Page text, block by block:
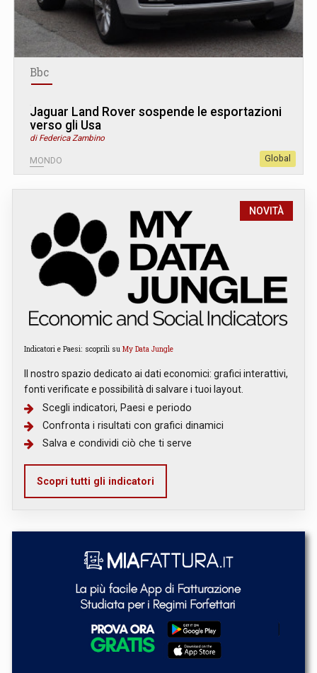
Bbc
Jaguar Land Rover sospende le esportazioni
verso gli Usa
di Federica Zambino
MONDO Global
NOVITÀ
Indicatori e Paesi: scoprili su My Data Jungle
Il nostro spazio dedicato ai dati economici: grafici interattivi,
fonti verificate e possibilità di salvare i tuoi layout.
Scegli indicatori, Paesi e periodo
Confronta i risultati con grafici dinamici
Salva e condividi ciò che ti serve
Scopri tutti gli indicatori